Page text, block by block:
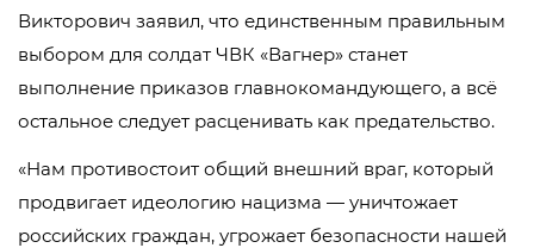
Викторович заявил, что единственным правильным
выбором для солдат ЧВК «Вагнер» станет
выполнение приказов главнокомандующего, а всё
остальное следует расценивать как предательство.
«Нам противостоит общий внешний враг, который
продвигает идеологию нацизма — уничтожает
российских граждан, угрожает безопасности нашей